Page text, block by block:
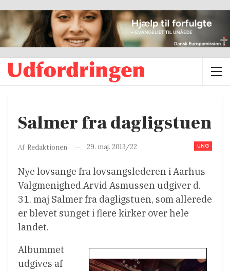
Salmer fra dagligstuen
UNG
Af Redaktionen 29. maj. 2013/22
Nye lovsange fra lovsangslederen i Aarhus
Valgmenighed.Arvid Asmussen udgiver d.
31. maj Salmer fra dagligstuen, som allerede
er blevet sunget i flere kirker over hele
landet.
Albummet
udgives af